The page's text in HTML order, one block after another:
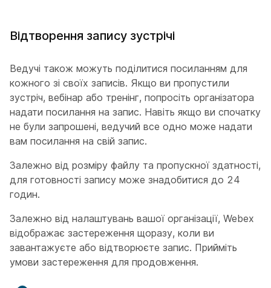
Відтворення запису зустрічі
Ведучі також можуть поділитися посиланням для
кожного зі своїх записів. Якщо ви пропустили
зустріч, вебінар або тренінг, попросіть організатора
надати посилання на запис. Навіть якщо ви спочатку
не були запрошені, ведучий все одно може надати
вам посилання на свій запис.
Залежно від розміру файлу та пропускної здатності,
для готовності запису може знадобитися до 24
годин.
Залежно від налаштувань вашої організації, Webex
відображає застереження щоразу, коли ви
завантажуєте або відтворюєте запис. Прийміть
умови застереження для продовження.